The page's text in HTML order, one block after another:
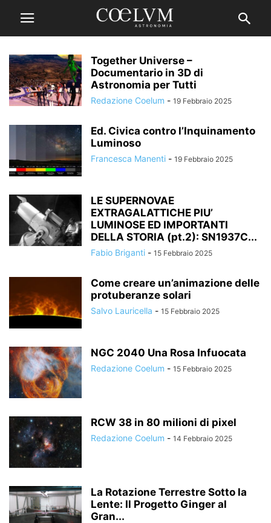
Together Universe –
Documentario in 3D di
Astronomia per Tutti
Redazione Coelum - 19 Febbraio 2025
Ed. Civica contro l’Inquinamento
Luminoso
Francesca Manenti - 19 Febbraio 2025
LE SUPERNOVAE
EXTRAGALATTICHE PIU’
LUMINOSE ED IMPORTANTI
DELLA STORIA (pt.2): SN1937C...
Fabio Briganti - 15 Febbraio 2025
Come creare un’animazione delle
protuberanze solari
Salvo Lauricella - 15 Febbraio 2025
NGC 2040 Una Rosa Infuocata
Redazione Coelum - 15 Febbraio 2025
RCW 38 in 80 milioni di pixel
Redazione Coelum - 14 Febbraio 2025
La Rotazione Terrestre Sotto la
Lente: Il Progetto Ginger al
Gran...